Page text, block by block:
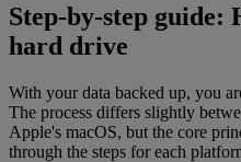
Step-by-step
hard drive
With your data backed up, you
The process differs slightly
Apple's macOS, but the core
through the steps for each